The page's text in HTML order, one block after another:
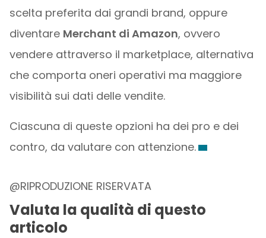
scelta preferita dai grandi brand, oppure
diventare Merchant di Amazon, ovvero
vendere attraverso il marketplace, alternativa
che comporta oneri operativi ma maggiore
visibilità sui dati delle vendite.
Ciascuna di queste opzioni ha dei pro e dei
contro, da valutare con attenzione.
@RIPRODUZIONE RISERVATA
Valuta la qualità di questo
articolo